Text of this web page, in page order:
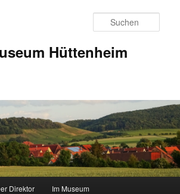
Hüttenheim
Direktor Im Museum